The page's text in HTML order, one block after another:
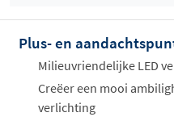
Offertes
ophalen...
Plus- en
Milieuvriendelijke LED
Creëer een mooi
verlichting